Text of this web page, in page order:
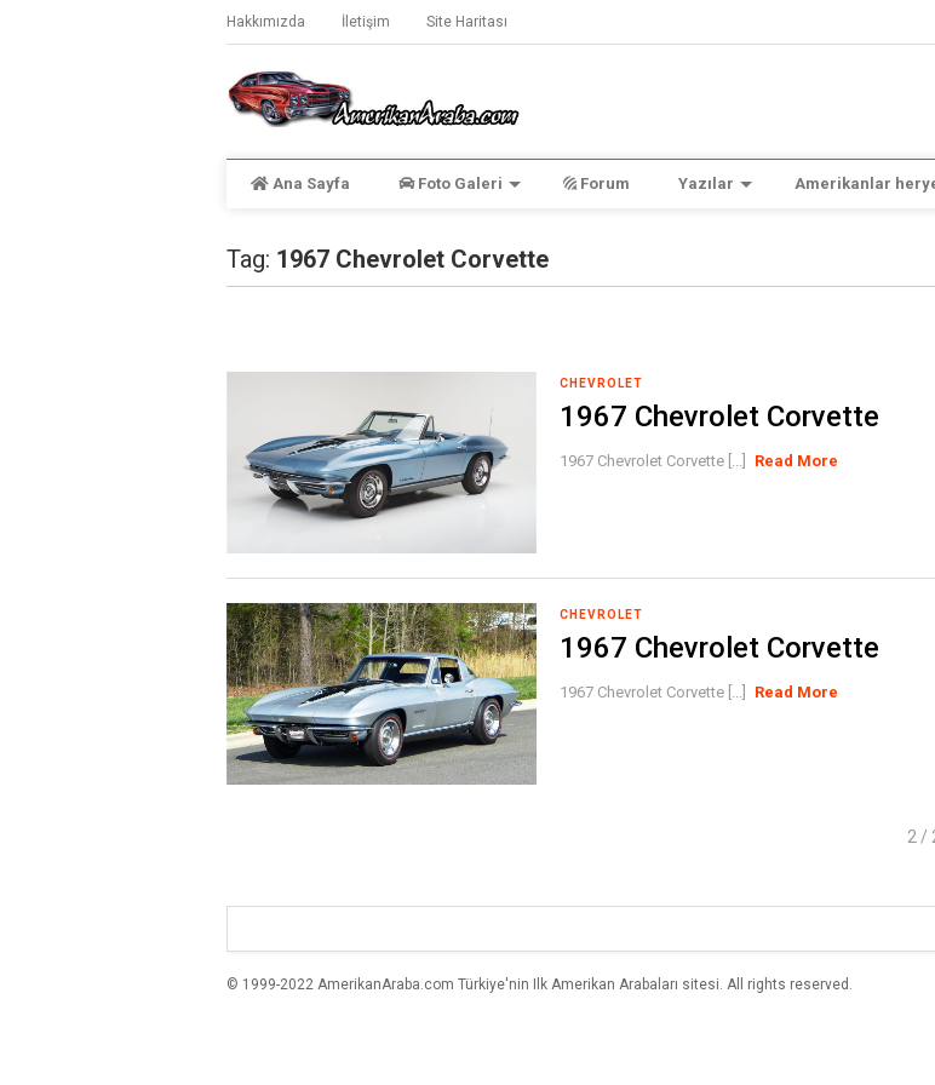
Hakkımızda İletişim Site Haritası
Ana Sayfa Foto Galeri Forum Yazılar Amerikanlar
Tag: 1967 Chevrolet Corvette
CHEVROLET
1967 Chevrolet Corvette
1967 Chevrolet Corvette [...] Read More
CHEVROLET
1967 Chevrolet Corvette
1967 Chevrolet Corvette [...] Read More
2 /
© 1999-2022 AmerikanAraba.com Türkiye'nin Ilk Amerikan Arabaları sitesi. All rights reserved.